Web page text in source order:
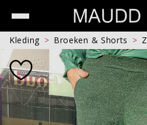
Kleding Broeken & Shorts